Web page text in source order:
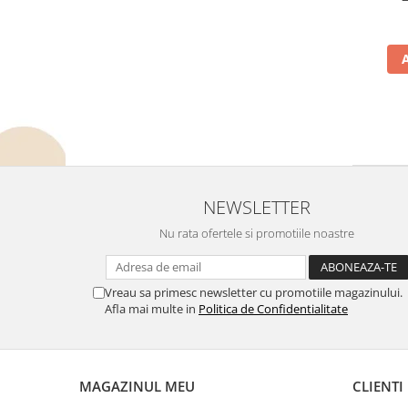
NEWSLETTER
Nu rata ofertele si promotiile noastre
Vreau sa primesc newsletter cu promotiile magazinului.
Afla mai multe in Politica de Confidentialitate
MAGAZINUL MEU CLIENTI